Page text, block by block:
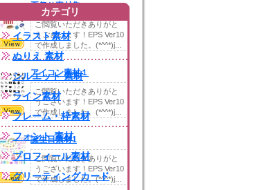
夏祭り素材集
ご閲覧いただきありがと
うございます！EPS Ver10
で作成しました。(*^^*)j...
アイコン素材１
ご閲覧いただきありがと
うございます！EPS Ver10
で作成しました。(*^^*)j...
誕生日素材1
ご閲覧いただきありがと
うございます！EPS Ver10
で作成しました。(*^^*)j...
カテゴリ
イラスト素材
ぬりえ 素材
シルエット 素材
ライン素材
フレーム・枠素材
フォント 素材
プロフィール素材
グリーティングカード